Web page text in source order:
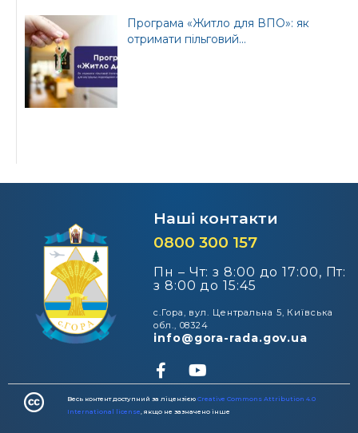
Програма «Житло для ВПО»: як
отримати пільговий...
Наші контакти
0800 300 157
Пн – Чт: з 8:00 до 17:00, Пт:
з 8:00 до 15:45
с.Гора, вул. Центральна 5, Київська
обл., 08324
info@gora-rada.gov.ua
Весь контент доступний за ліцензієюCreative Commons Attribution 4.0
International license, якщо не зазначено інше​